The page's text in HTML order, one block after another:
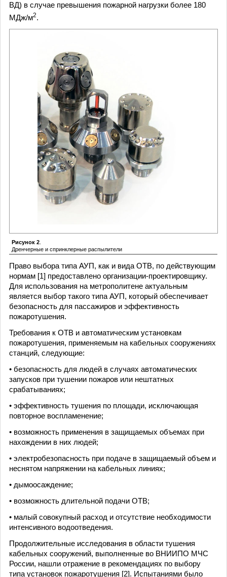
ВД) в случае превышения пожарной нагрузки более 180
МДж/м2.
Рисунок 2
Дренчерные и спринклерные распылители
Право выбора типа АУП, как и вида ОТВ, по действующим
нормам [1] предоставлено организации-проектировщику.
Для использования на метрополитене актуальным
является выбор такого типа АУП, который обеспечивает
безопасность для пассажиров и эффективность
пожаротушения.
Требования к ОТВ и автоматическим установкам
пожаротушения, применяемым на кабельных сооружениях
станций, следующие:
• безопасность для людей в случаях автоматических
запусков при тушении пожаров или нештатных
срабатываниях;
• эффективность тушения по площади, исключающая
повторное воспламенение;
• возможность применения в защищаемых объемах при
нахождении в них людей;
• электробезопасность при подаче в защищаемый объем и
неснятом напряжении на кабельных линиях;
• дымоосаждение;
• возможность длительной подачи ОТВ;
• малый совокупный расход и отсутствие необходимости
интенсивного водоотведения.
Продолжительные исследования в области тушения
кабельных сооружений, выполненные во ВНИИПО МЧС
России, нашли отражение в рекомендациях по выбору
типа установок пожаротушения [2]. Испытаниями было